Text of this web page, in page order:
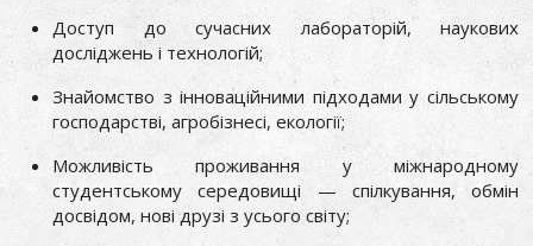
Доступ до сучасних лабораторій, наукових
досліджень і технологій;
Знайомство з інноваційними підходами у сільському
господарстві, агробізнесі, екології;
Можливість проживання у міжнародному
студентському середовищі — спілкування, обмін
досвідом, нові друзі з усього світу;